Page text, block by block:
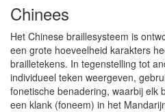
Chinees
Het Chinese braillesysteem is
een grote hoeveelheid karakters
brailletekens. In tegenstelling tot
individueel teken weergeven,
fonetische benadering, waarbij elk
een klank (foneem) in het